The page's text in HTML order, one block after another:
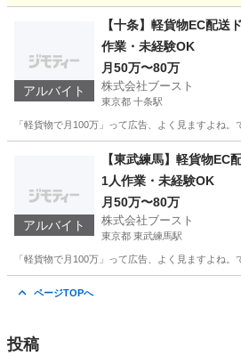
西船橋駅 ドライバー
アルバイト
【十条】軽貨物EC配送
作業・未経験OK
月50万〜80万
株式会社ブースト
東京都 十条駅
「軽貨物で月100万」って広告、よく見ますよね
十条駅 ドライバー 80
アルバイト
【東武練馬】軽貨物EC
1人作業・未経験OK
月50万〜80万
株式会社ブースト
東京都 東武練馬駅
「軽貨物で月100万」って広告、よく見ますよね
ページTOPへ
投稿